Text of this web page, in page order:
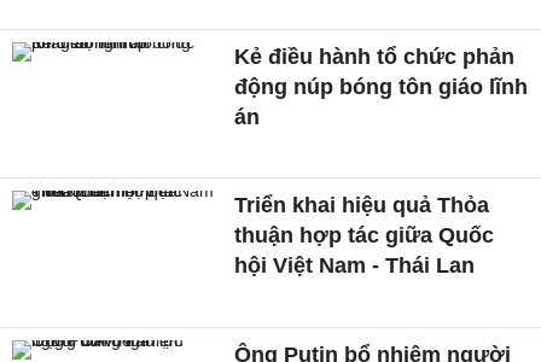
Kẻ điều hành tổ chức phản
động núp bóng tôn giáo lĩnh
án
Triển khai hiệu quả Thỏa
thuận hợp tác giữa Quốc
hội Việt Nam - Thái Lan
Ông Putin bổ nhiệm người